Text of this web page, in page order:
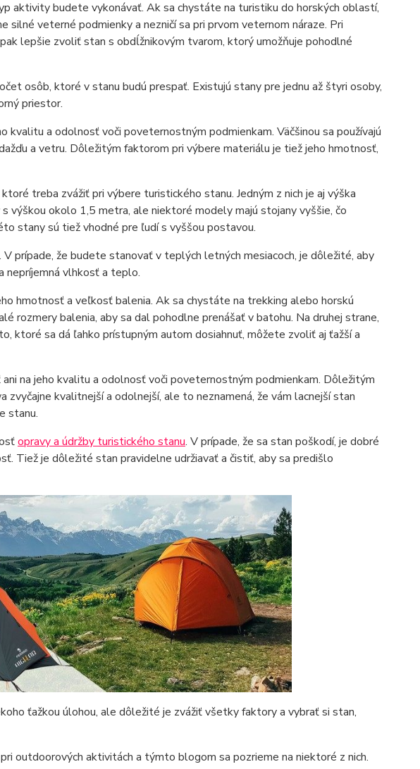
aktivity budete vykonávať. Ak sa chystáte na turistiku do horských oblastí,
veterné podmienky a nezničí sa pri prvom veternom náraze. Pri
lepšie zvoliť stan s obdĺžnikovým tvarom, ktorý umožňuje pohodlné
osôb, ktoré v stanu budú prespať. Existujú stany pre jednu až štyri osoby,
priestor.
kvalitu a odolnosť voči poveternostným podmienkam. Väčšinou sa používajú
a vetru. Dôležitým faktorom pri výbere materiálu je tiež jeho hmotnosť,
treba zvážiť pri výbere turistického stanu. Jedným z nich je aj výška
výškou okolo 1,5 metra, ale niektoré modely majú stojany vyššie, čo
stany sú tiež vhodné pre ľudí s vyššou postavou.
prípade, že budete stanovať v teplých letných mesiacoch, je dôležité, aby
nepríjemná vlhkosť a teplo.
hmotnosť a veľkosť balenia. Ak sa chystáte na trekking alebo horskú
rozmery balenia, aby sa dal pohodlne prenášať v batohu. Na druhej strane,
ktoré sa dá ľahko prístupným autom dosiahnuť, môžete zvoliť aj ťažší a
na jeho kvalitu a odolnosť voči poveternostným podmienkam. Dôležitým
kvalitnejší a odolnejší, ale to neznamená, že vám lacnejší stan
stanu.
opravy a údržby turistického stanu. V prípade, že sa stan poškodí, je dobré
Tiež je dôležité stan pravidelne udržiavať a čistiť, aby sa predišlo
ťažkou úlohou, ale dôležité je zvážiť všetky faktory a vybrať si stan,
outdoorových aktivitách a týmto blogom sa pozrieme na niektoré z nich.